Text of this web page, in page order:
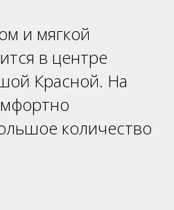
и мягкой
в центре
Красной. На
количество